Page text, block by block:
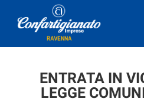
ENTRATA IN
LEGGE